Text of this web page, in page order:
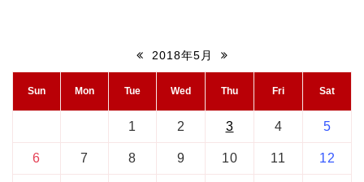
2018年5月
Sun Mon Tue Wed Thu Fri Sat
1 2 3 4 5
6 7 8 9 10 11 12